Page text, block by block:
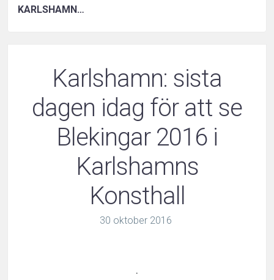
KARLSHAMN…
Karlshamn: sista
dagen idag för att se
Blekingar 2016 i
Karlshamns
Konsthall
30 oktober 2016
.